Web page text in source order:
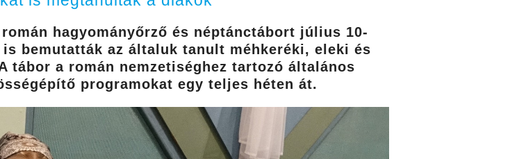
hagyományőrző és néptánctábort július 10-
bemutatták az általuk tanult méhkeréki, eleki és
tábor a román nemzetiséghez tartozó általános
programokat egy teljes héten át.